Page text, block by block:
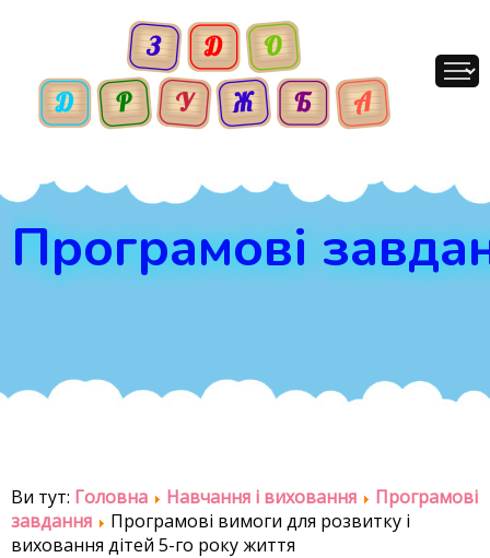
Програмові
Ви тут: Головна Навчання і виховання
Програмові
завдання
Програмові вимоги для розвитку і
виховання дітей 5-го року життя